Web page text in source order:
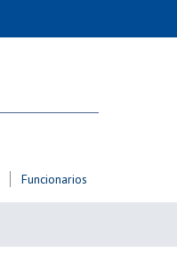
Funcionarios